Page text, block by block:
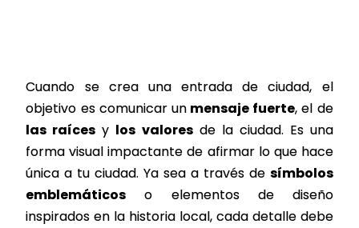
Cuando se crea una entrada de ciudad, el
objetivo es comunicar unmensaje fuerte, el de
las raíces y los valoresde la ciudad. Es una
forma visual impactante de afirmar lo que hace
única a tu ciudad. Ya sea a través de símbolos
emblemáticos o elementos de diseño
inspirados en la historia local, cada detalle debe